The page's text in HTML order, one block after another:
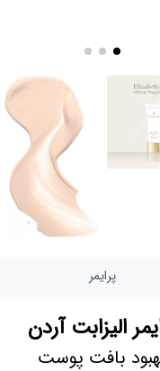
پرایمر
الیزابت آردن
بافت پوست